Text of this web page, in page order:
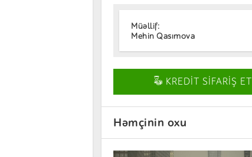
Müəllif:
Mehin Qasımova
KREDİT SİFARİŞ ET
Həmçinin oxu